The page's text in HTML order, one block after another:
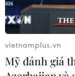
vietnamplus.vn
Mỹ đánh giá